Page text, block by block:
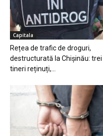
Capitala
Rețea de trafic de droguri,
destructurată la Chișinău: trei
tineri reținuți,...